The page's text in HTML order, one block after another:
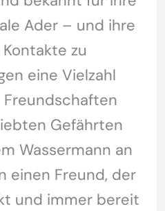
Ader – und ihre
zu
eine Vielzahl
Gefährten
Wassermann an
einen Freund, der
und immer bereit